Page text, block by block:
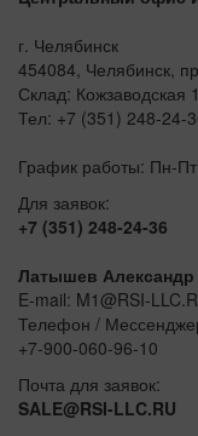
г. Челябинск
454084, Челябинск,
Склад: Кожзаводская
Тел: +7 (351) 248-24-
График работы: Пн-
Для заявок:
+7 (351) 248-24-36
Латышев
E-mail: M1@RSI-
Телефон /
+7-900-060-96-10
Почта для заявок:
SALE@RSI-LLC.RU